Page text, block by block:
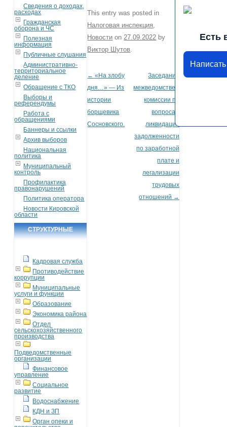
Сведения о доходах,
расходах
Гражданская
оборона и ЧС
Полезная
информация
Публичные слушания
Административно-
территориальное
деление
Обращение с ТКО
Выборы и
референдумы
Работа с
обращениями
Баннеры и ссылки
Архив выборов
Национальная
политика
Муниципальный
контроль
Профилактика
правонарушений
Политика оператора
Новости Кировской
области
СТРУКТУРНЫЕ
Кадровая служба
Противодействие
коррупции
Муниципальные
услуги и функции
Образование
Экономика района
Отдел
сельскохозяйственного
производства
Подведомственные
организации
Финансовое
управление
Социальное
развитие
Водоснабжение
КДН и ЗП
Орган опеки и
This entry was posted in
Налоговая инспекция
Новости on 27.09.2022 by
Виктор Шутов
Post navigation
← «На злобу
дня…» — Из
истории
борщевика
Сосновского.
Заседание
межведомственной
комиссии по
вопросам
ликвидации
задолженности
по заработной
плате и
легализации
трудовых
отношений →
Есть